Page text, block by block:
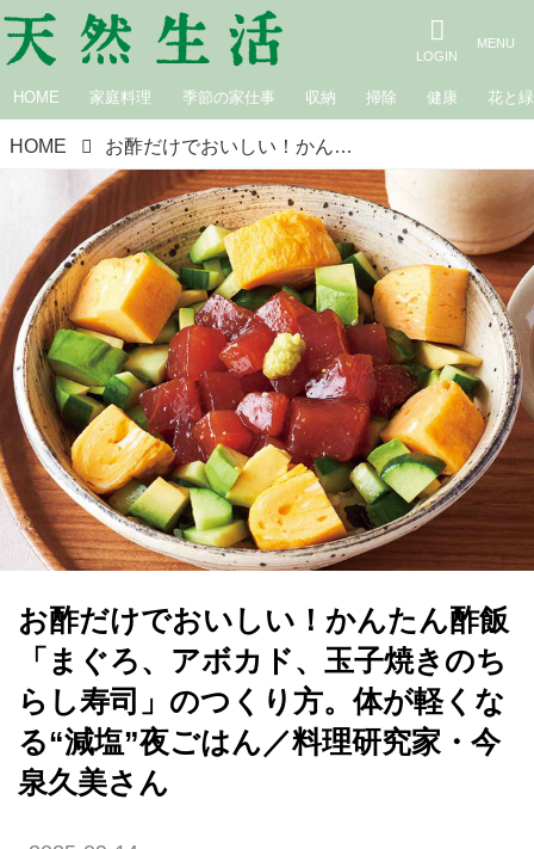
HOME 家庭料理 季節の家仕事 収納 掃除 健康 花と緑
HOME お酢だけでおいしい！かんたん酢飯「まぐろ、アボカド、玉子焼きのちらし寿司」のつくり方。体が軽くなる“減塩”夜ごはん／料理研究家・今泉久美さん
お酢だけでおいしい！かんたん酢飯
「まぐろ、アボカド、玉子焼きのち
らし寿司」のつくり方。体が軽くな
る“減塩”夜ごはん／料理研究家・今
泉久美さん